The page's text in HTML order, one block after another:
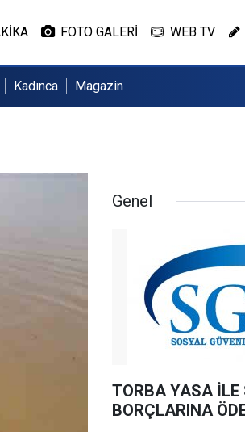
FOTO GALERİ WEB TV
Kadınca Magazin
Genel
TORBA YASA İLE
BORÇLARINA